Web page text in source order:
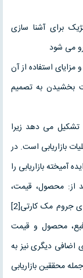
برای آشنا سازی
می شود
آشنا سازی نظام تصمیم گیری شرکت با سیستم AHP و مزایای استفاده از آن
بخشیدن به تصمیم
تشکیل می دهد زیرا
بازاریابی است. در
بود که ایده آمیخته بازاریابی را
از: محصول، قیمت،
توزیع، ترفیع، فروش و تحقیق بازاریابی. بعد از آن ای جروم مک کارتی[2]
محصول و قیمت
اجزای اضافی دیگری نیز به
محققین بازاریابی